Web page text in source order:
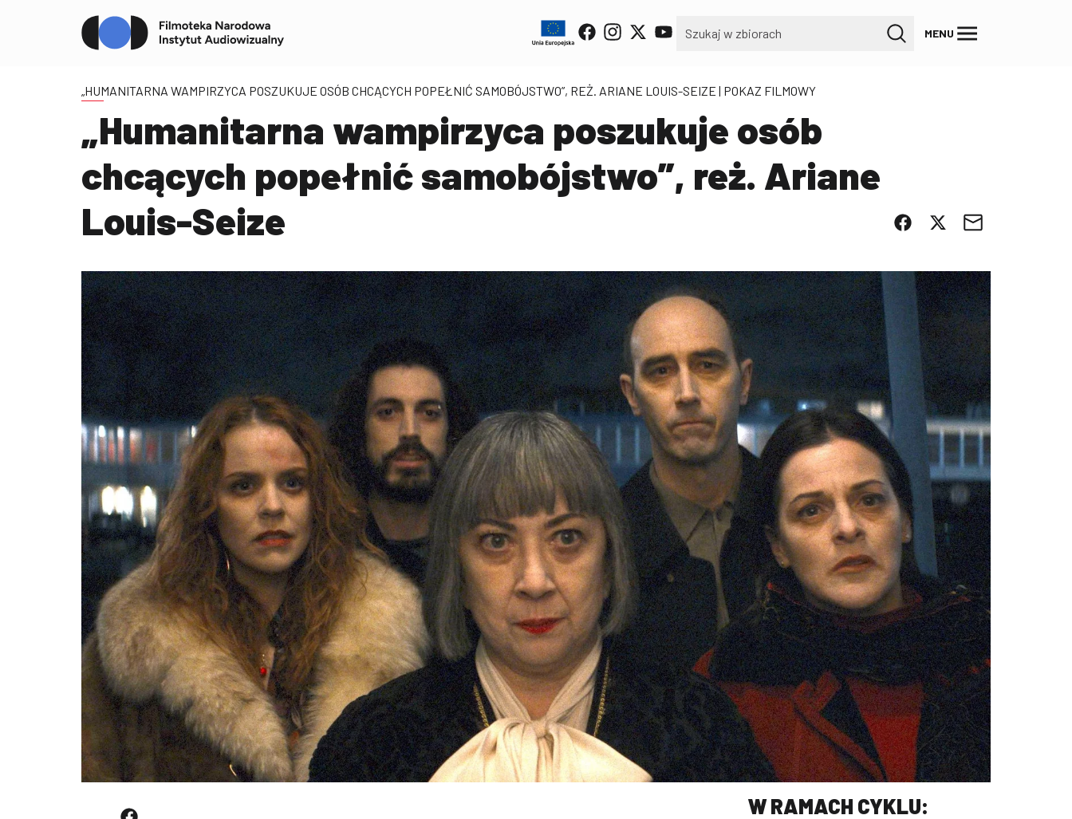
MENU
„HUMANITARNA WAMPIRZYCA POSZUKUJE OSÓB CHCĄCYCH POPEŁNIĆ SAMOBÓJSTWO”, REŻ. ARIANE LOUIS-SEIZE | POKAZ FILMOWY
„Humanitarna wampirzyca poszukuje osób
chcących popełnić samobójstwo”, reż. Ariane
Louis-Seize
W RAMACH CYKLU: